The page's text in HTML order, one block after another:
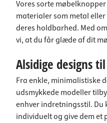
Vores sorte
materialer som metal
deres holdbarhed. Med
vi, at du får glæde af dit
Alsidige designs
Fra enkle, minimalistiske
udsmykkede modeller
enhver indretningsstil.
individuelt og give dem